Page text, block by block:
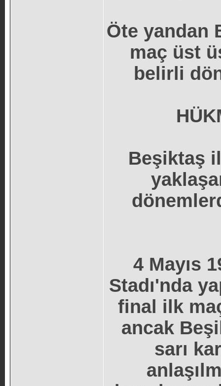
Öte yandan
maç üst
belirli
Beşiktaş
4 Mayıs
Stadı'nda
final ilk
ancak
sarı